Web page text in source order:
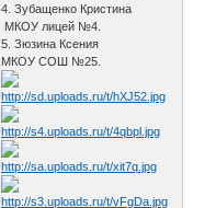
4. Зубащенко Кристина
МКОУ лицей №4.
5. Зюзина Ксения
МКОУ СОШ №25.